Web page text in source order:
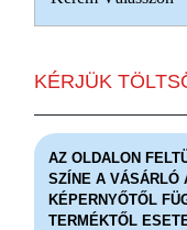
KÉRJÜK
AZ OLDALON
SZÍNE A VÁSÁRLÓ
KÉPERNYŐTŐL
TERMÉKTŐL